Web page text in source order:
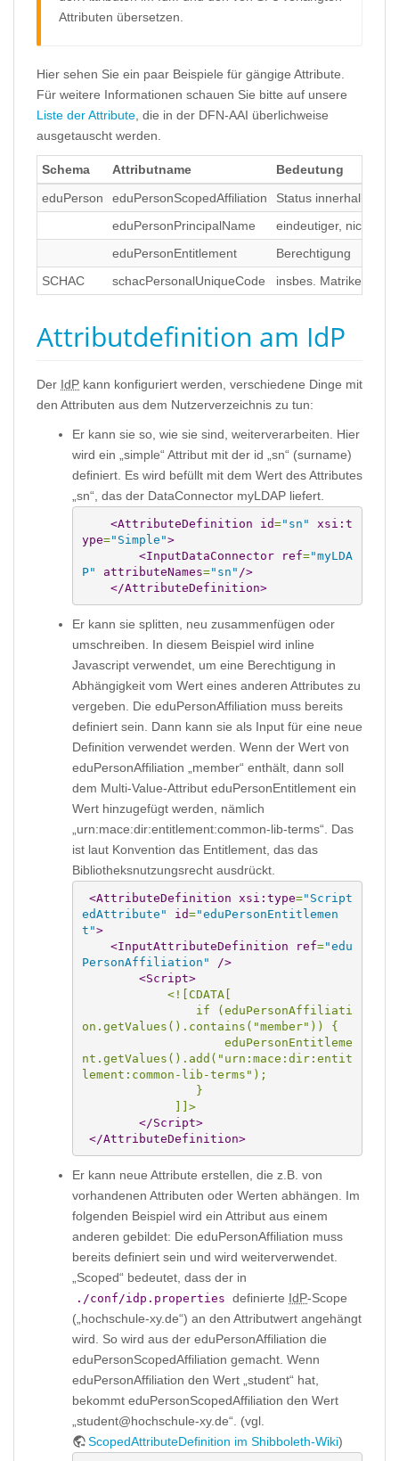
Attributen übersetzen.
Hier sehen Sie ein paar Beispiele für gängige Attribute.
Für weitere Informationen schauen Sie bitte auf unsere
Liste der Attribute , die in der DFN-AAI überlichweise
ausgetauscht werden.
Schema Attributname
Bedeutung
eduPerson
eduPersonScopedAffiliation
Status innerhalb der
eduPersonPrincipalName
eindeutiger, nicht
eduPersonEntitlement
Berechtigung
SCHAC
schacPersonalUniqueCode insbes.
Attributdefinition am IdP
Der IdP kann konfiguriert werden, verschiedene Dinge mit
den Attributen aus dem Nutzerverzeichnis zu tun:
Er kann sie so, wie sie sind, weiterverarbeiten. Hier
wird ein „simple“ Attribut mit der id „sn“ (surname)
definiert. Es wird befüllt mit dem Wert des Attributes
„sn“, das der DataConnector myLDAP liefert.
<AttributeDefinition id="sn"
xsi:t
ype="Simple">
<InputDataConnector
ref="myLDA
P"
attributeNames="sn" />
</AttributeDefinition>
Er kann sie splitten, neu zusammenfügen oder
umschreiben. In diesem Beispiel wird inline
Javascript verwendet, um eine Berechtigung in
Abhängigkeit vom Wert eines anderen Attributes zu
vergeben. Die eduPersonAffiliation muss bereits
definiert sein. Dann kann sie als Input für eine neue
Definition verwendet werden. Wenn der Wert von
eduPersonAffiliation „member“ enthält, dann soll
dem Multi-Value-Attribut eduPersonEntitlement ein
Wert hinzugefügt werden, nämlich
„urn:mace:dir:entitlement:common-lib-terms“. Das
ist laut Konvention das Entitlement, das das
Bibliotheksnutzungsrecht ausdrückt.
<AttributeDefinition xsi:type="Script
edAttribute"
id="eduPersonEntitlemen
t">
<InputAttributeDefinition
ref="edu
PersonAffiliation"
/>
<Script>
<![CDATA[
on.getValues().contains("member")) {
nt.getValues().add("urn:mace:dir:entit
lement:common-lib-terms");
                }
             ]]>
</Script>
</AttributeDefinition>
Er kann neue Attribute erstellen, die z.B. von
vorhandenen Attributen oder Werten abhängen. Im
folgenden Beispiel wird ein Attribut aus einem
anderen gebildet: Die eduPersonAffiliation muss
bereits definiert sein und wird weiterverwendet.
„Scoped“ bedeutet, dass der in
./conf/idp.properties definierte IdP-Scope
(„hochschule-xy.de“) an den Attributwert angehängt
wird. So wird aus der eduPersonAffiliation die
eduPersonScopedAffiliation gemacht. Wenn
eduPersonAffiliation den Wert „student“ hat,
bekommt eduPersonScopedAffiliation den Wert
„student@hochschule-xy.de“. (vgl.
ScopedAttributeDefinition im Shibboleth-Wiki)